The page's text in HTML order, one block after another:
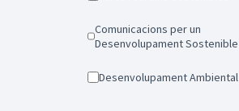
Comunicacions per un
Desenvolupament Sostenible
Desenvolupament Ambiental